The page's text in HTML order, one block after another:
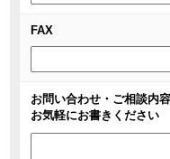
FAX
お問い合わせ・ご相談内
お気軽にお書きください